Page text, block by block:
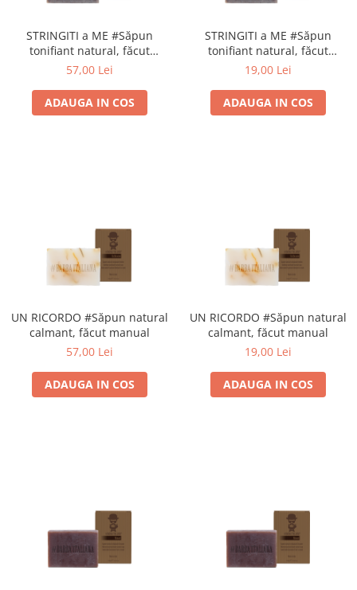
Gel In Bottle
Clasic Gel Medium
Jelly Gel Strong
Păr Creț
Păr Drept
Puro Sole (protectie solara)
STRINGITI a ME #Săpun
tonifiant natural, făcut
manual
57,00 Lei
ADAUGA IN COS
STRINGITI a ME #Săpun
tonifiant natural, făcut
manual
19,00 Lei
ADAUGA IN COS
UN RICORDO #Săpun natural
calmant, făcut manual
57,00 Lei
ADAUGA IN COS
UN RICORDO #Săpun natural
calmant, făcut manual
19,00 Lei
ADAUGA IN COS